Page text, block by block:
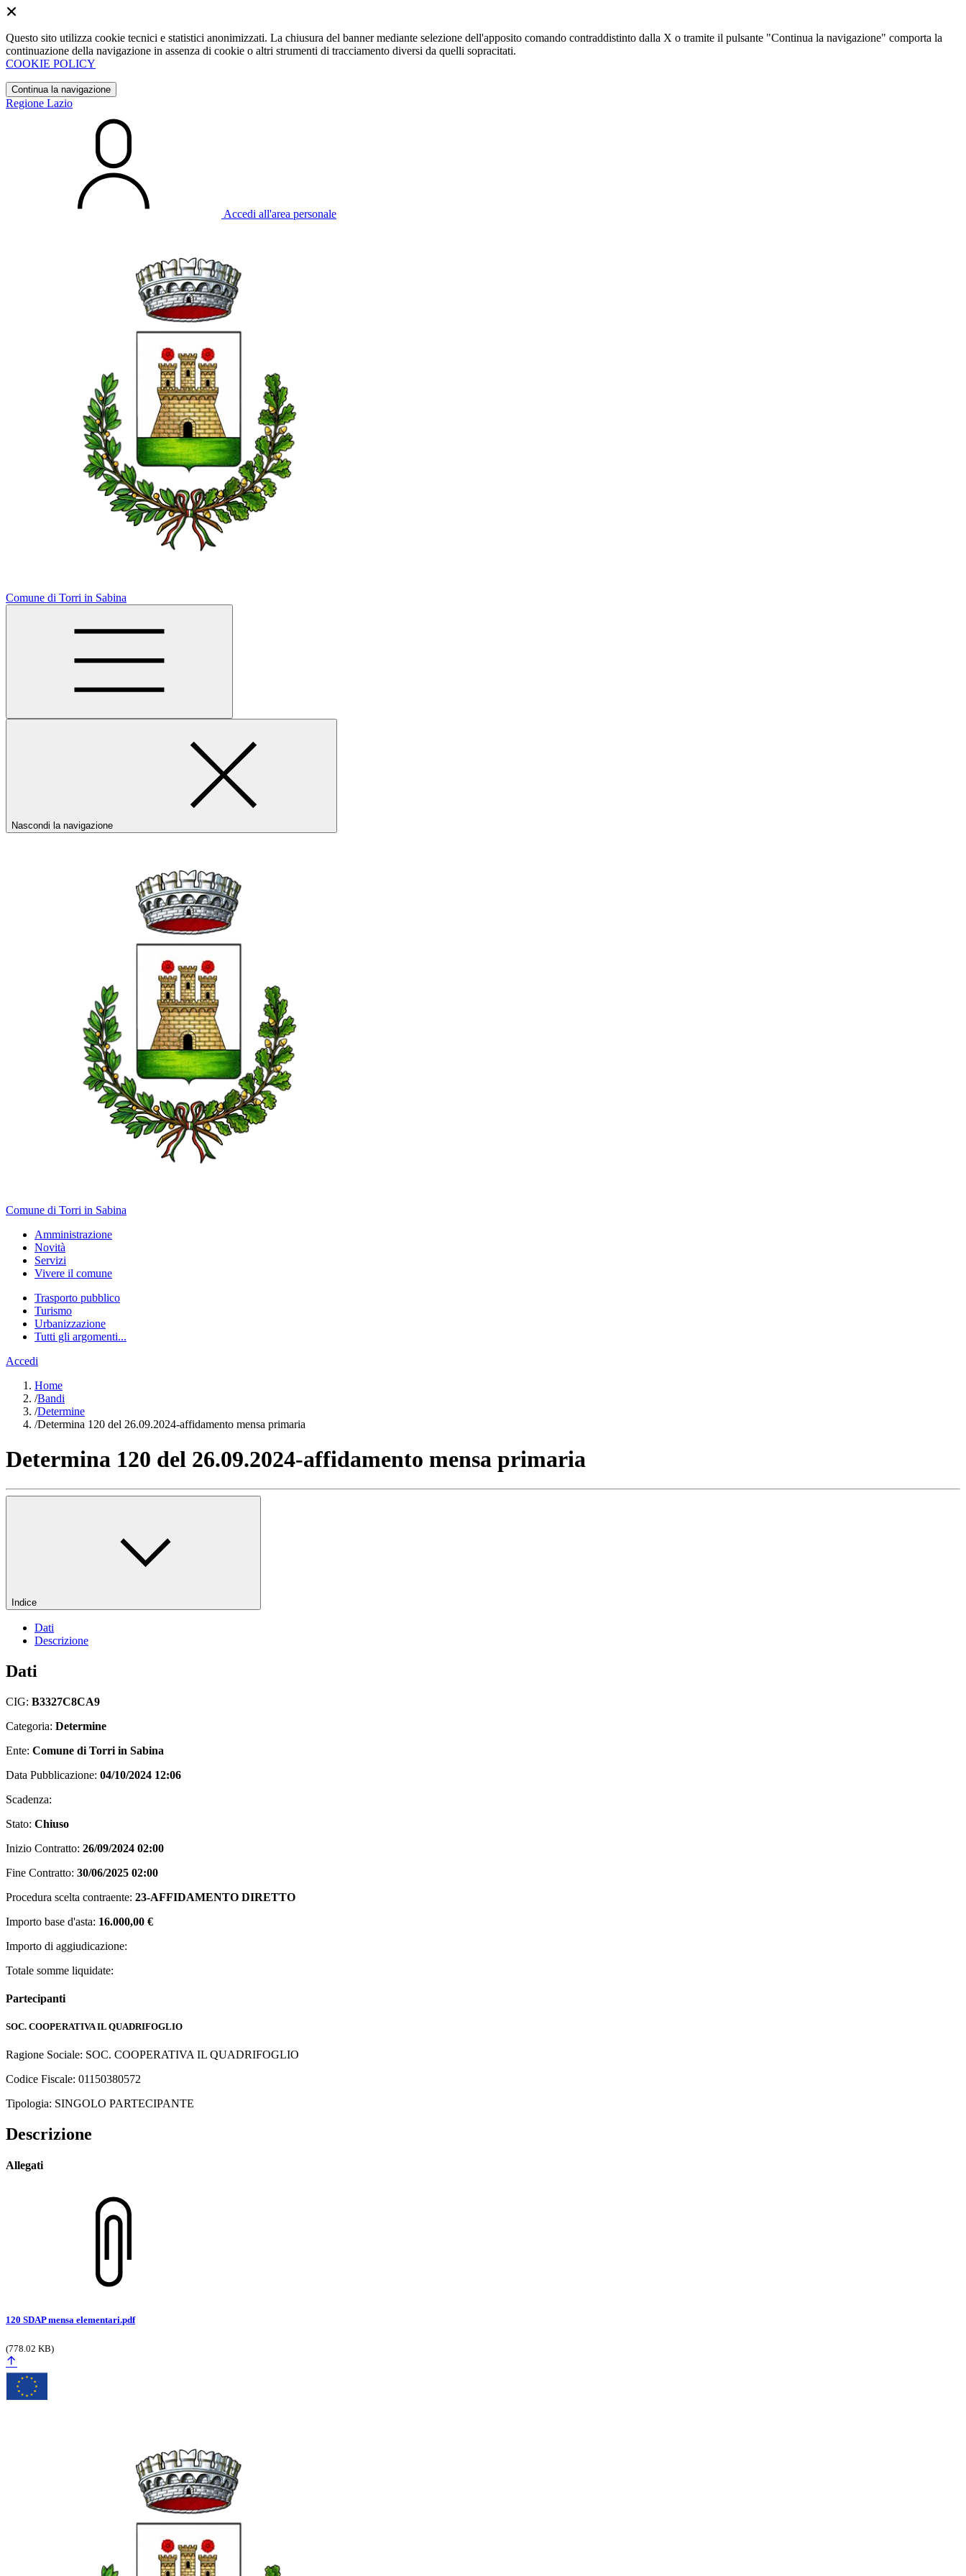
Questo sito utilizza cookie tecnici e statistici anonimizzati. La chiusura del banner mediante selezione dell'apposito comando contraddistinto dalla X o tramite il pulsante "Continua la navigazione" comporta la
continuazione della navigazione in assenza di cookie o altri strumenti di tracciamento diversi da quelli sopracitati.
COOKIE POLICY
Continua la navigazione
Regione Lazio
Accedi all'area personale
Comune di Torri in Sabina
Nascondi la navigazione
Comune di Torri in Sabina
Amministrazione
Novità
Servizi
Vivere il comune
Trasporto pubblico
Turismo
Urbanizzazione
Tutti gli argomenti...
Accedi
Home
/Bandi
/Determine
/Determina 120 del 26.09.2024-affidamento mensa primaria
Determina 120 del 26.09.2024-affidamento mensa primaria
Indice
Dati
Descrizione
Dati
CIG: B3327C8CA9
Categoria: Determine
Ente: Comune di Torri in Sabina
Data Pubblicazione: 04/10/2024 12:06
Scadenza:
Stato: Chiuso
Inizio Contratto: 26/09/2024 02:00
Fine Contratto: 30/06/2025 02:00
Procedura scelta contraente: 23-AFFIDAMENTO DIRETTO
Importo base d'asta: 16.000,00 €
Importo di aggiudicazione:
Totale somme liquidate:
Partecipanti
SOC. COOPERATIVA IL QUADRIFOGLIO
Ragione Sociale: SOC. COOPERATIVA IL QUADRIFOGLIO
Codice Fiscale: 01150380572
Tipologia: SINGOLO PARTECIPANTE
Descrizione
Allegati
120 SDAP mensa elementari.pdf
(778.02 KB)